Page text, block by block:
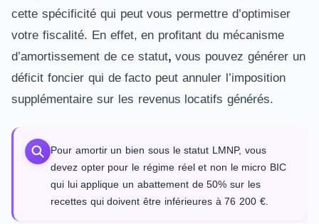
cette spécificité qui peut vous permettre d’optimiser
votre fiscalité. En effet, en profitant du mécanisme
d’amortissement de ce statut, vous pouvez générer un
déficit foncier qui de facto peut annuler l’imposition
supplémentaire sur les revenus locatifs générés.
Pour amortir un bien sous le statut LMNP, vous
devez opter pour le régime réel et non le micro BIC
qui lui applique un abattement de 50% sur les
recettes qui doivent être inférieures à 76 200 €.